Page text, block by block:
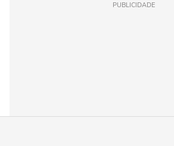
PUBLICIDADE